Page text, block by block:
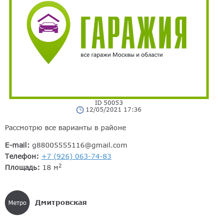
ID 50053
12/05/2021 17:36
Рассмотрю все варианты в районе
E-mail: g88005555116@gmail.com
Телефон: +7 (926) 063-74-83
Площадь: 18 м2
Метро Дмитровская